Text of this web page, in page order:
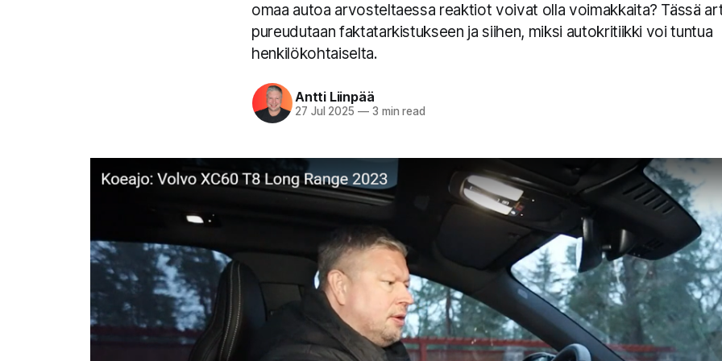
omaa autoa arvosteltaessa reaktiot voivat olla voimakkaita? Tässä
pureudutaan faktatarkistukseen ja siihen, miksi autokritiikki voi tuntua
henkilökohtaiselta.
Antti Liinpää
27 Jul 2025 —3 min read